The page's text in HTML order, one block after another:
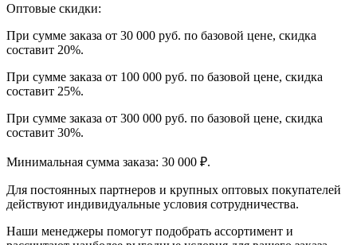
Оптовые скидки:
При сумме заказа от 30 000 руб. по базовой цене, скидка
составит 20%.
При сумме заказа от 100 000 руб. по базовой цене, скидка
составит 25%.
При сумме заказа от 300 000 руб. по базовой цене, скидка
составит 30%.
Минимальная сумма заказа: 30 000 ₽.
Для постоянных партнеров и крупных оптовых покупателей
действуют индивидуальные условия сотрудничества.
Наши менеджеры помогут подобрать ассортимент и